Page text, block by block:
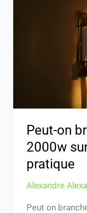
Peut-on
2000w
pratique
Alexandre
Peut on
:
guide
pratique